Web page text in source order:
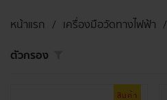
หน้าแรก เครื่องมือวัดทางไฟฟ้า
ตัวกรอง
สินค้า